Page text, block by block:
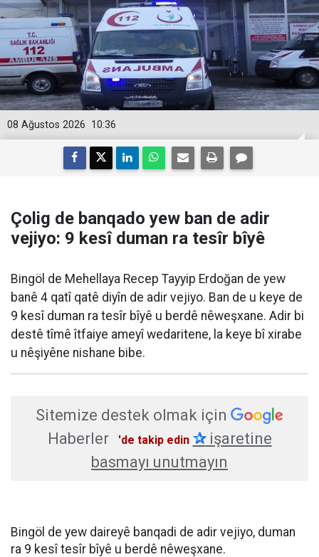
10:36
08 Ağustos 2026
Çolig de banqado yew ban de adir
vejiyo: 9 kesî duman ra tesîr bîyê
Bingöl de Mehellaya Recep Tayyip Erdoğan de yew
banê 4 qatî qatê diyîn de adir vejiyo. Ban de u keye de
9 kesî duman ra tesîr bîyê u berdê nêweşxane. Adir bi
destê tîmê îtfaiye ameyî wedaritene, la keye bî xirabe
u nêşiyêne nishane bibe.
Sitemize destek olmak için
Haberler
'de takip edin ✰işaretine
basmayı unutmayın
Bingöl de yew daireyê banqadi de adir vejiyo, duman
ra 9 kesî tesîr bîyê u berdê nêweşxane.